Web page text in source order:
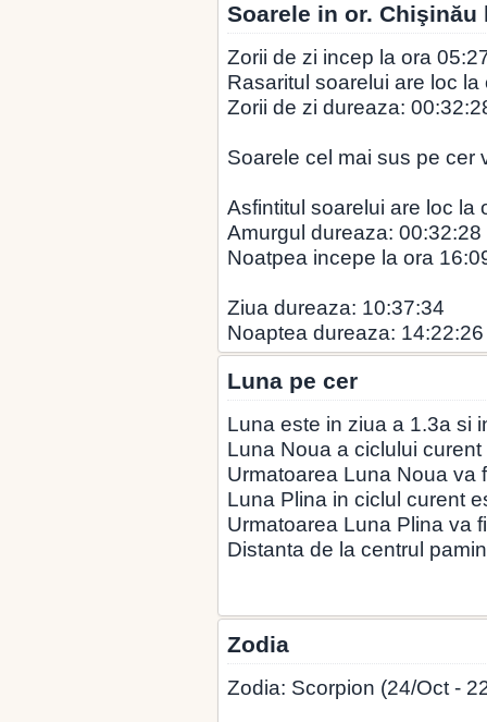
Soarele in or. Chişinău
Zorii de zi incep la ora
Rasaritul soarelui are loc la
Zorii de zi dureaza:
Soarele cel mai sus pe cer
Asfintitul soarelui are loc la
Amurgul dureaza: 00:32:28
Noatpea incepe la ora
Ziua dureaza: 10:37:34
Noaptea dureaza: 14:22:26
Luna pe cer
Luna este in ziua a 1.3a si
Luna Noua a ciclului
Urmatoarea Luna Noua va
Luna Plina in ciclul curent
Urmatoarea Luna Plina va
Distanta de la centrul
Zodia
Zodia: Scorpion (24/Oct -